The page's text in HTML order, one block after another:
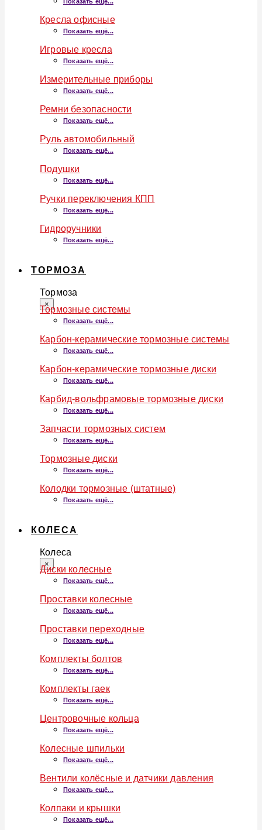
Кресла офисные
Показать ещё...
Игровые кресла
Показать ещё...
Измерительные приборы
Показать ещё...
Ремни безопасности
Показать ещё...
Руль автомобильный
Показать ещё...
Подушки
Показать ещё...
Ручки переключения КПП
Показать ещё...
Гидроручники
Показать ещё...
ТОРМОЗА
Тормоза
×
Тормозные системы
Показать ещё...
Карбон-керамические тормозные системы
Показать ещё...
Карбон-керамические тормозные диски
Показать ещё...
Карбид-вольфрамовые тормозные диски
Показать ещё...
Запчасти тормозных систем
Показать ещё...
Тормозные диски
Показать ещё...
Колодки тормозные (штатные)
Показать ещё...
КОЛЕСА
Колеса
×
Диски колесные
Показать ещё...
Проставки колесные
Показать ещё...
Проставки переходные
Показать ещё...
Комплекты болтов
Показать ещё...
Комплекты гаек
Показать ещё...
Центровочные кольца
Показать ещё...
Колесные шпильки
Показать ещё...
Вентили колёсные и датчики давления
Показать ещё...
Колпаки и крышки
Показать ещё...